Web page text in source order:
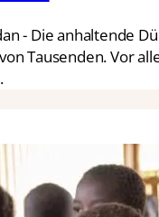
- Die anhaltende
Tausenden. Vor